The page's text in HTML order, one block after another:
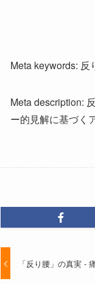
Meta keywords: 反
Meta description:
ー的見解に基づく
「反り腰」の真実 -